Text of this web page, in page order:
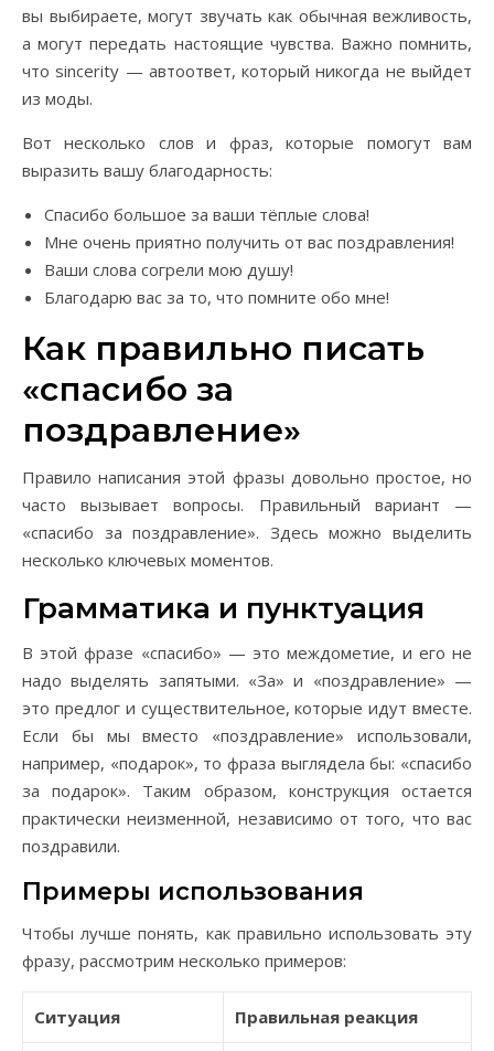
вы выбираете, могут звучать как обычная вежливость,
а могут передать настоящие чувства. Важно помнить,
что sincerity — автоответ, который никогда не выйдет
из моды.
Вот несколько слов и фраз, которые помогут вам
выразить вашу благодарность:
Спасибо большое за ваши тёплые слова!
Мне очень приятно получить от вас поздравления!
Ваши слова согрели мою душу!
Благодарю вас за то, что помните обо мне!
Как правильно писать
«спасибо за
поздравление»
Правило написания этой фразы довольно простое, но
часто вызывает вопросы. Правильный вариант —
«спасибо за поздравление». Здесь можно выделить
несколько ключевых моментов.
Грамматика и пунктуация
В этой фразе «спасибо» — это междометие, и его не
надо выделять запятыми. «За» и «поздравление» —
это предлог и существительное, которые идут вместе.
Если бы мы вместо «поздравление» использовали,
например, «подарок», то фраза выглядела бы: «спасибо
за подарок». Таким образом, конструкция остается
практически неизменной, независимо от того, что вас
поздравили.
Примеры использования
Чтобы лучше понять, как правильно использовать эту
фразу, рассмотрим несколько примеров:
Ситуация Правильная реакция